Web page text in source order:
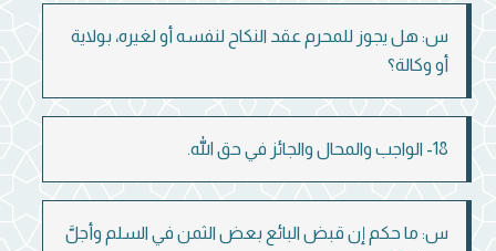
س: هل يجوز للمحرم عقد النكاح لنفسه أو لغيره، بولاية
أو وكالة؟
18- الواجب والمحال والجائز في حق الله.
س: ما حكم إن قبض البائع بعض الثمن في السلم وأجلَّ